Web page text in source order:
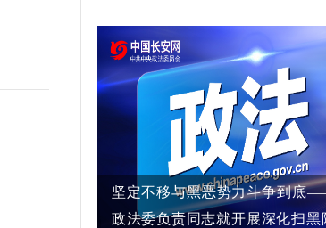
坚定不移与黑恶势力斗争到底
政法委负责同志就开展深化扫黑